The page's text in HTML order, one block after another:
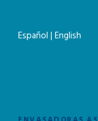
Español | English